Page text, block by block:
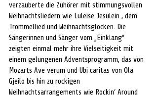
verzauberte die Zuhörer mit stimmungsvollen
Weihnachtsliedern wie Luleise Jesulein , dem
Trommellied und Weihnachtsglocken. Die
Sängerinnen und Sänger vom „Einklang“
zeigten einmal mehr ihre Vielseitigkeit mit
einem gelungenen Adventsprogramm, das von
Mozarts Ave verum und Ubi caritas von Ola
Gjeilo bis hin zu rockigen
Weihnachtsarrangements wie Rockin‘ Around